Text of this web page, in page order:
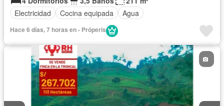
Electricidad
Cocina equipada Agua
Hace 6 días, 7 horas en - Próperis